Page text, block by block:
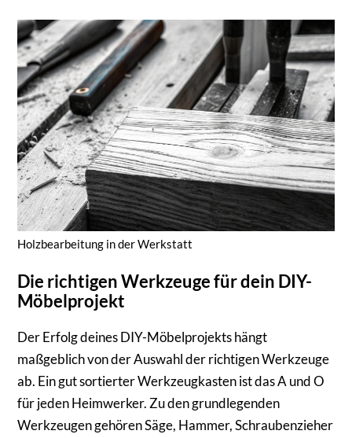
Holzbearbeitung in der Werkstatt
Die richtigen Werkzeuge für dein DIY-
Möbelprojekt
Der Erfolg deines DIY-Möbelprojekts hängt
maßgeblich von der Auswahl der richtigen Werkzeuge
ab. Ein gut sortierter Werkzeugkasten ist das A und O
für jeden Heimwerker. Zu den grundlegenden
Werkzeugen gehören Säge, Hammer, Schraubenzieher